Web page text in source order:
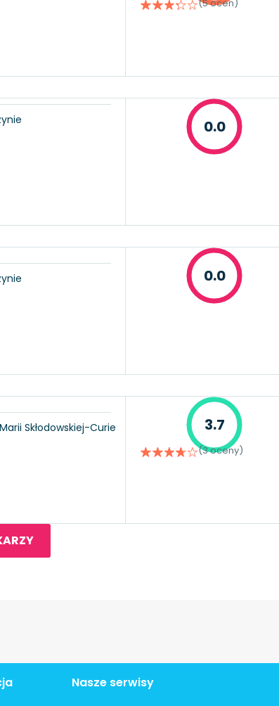
(5 ocen)
0.0
0.0
Skłodowskiej-Curie
3.7
(3 oceny)
Nasze serwisy